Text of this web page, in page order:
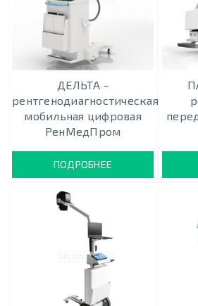
ДЕЛЬТА -
рентгенодиагностическая
мобильная цифровая
РенМедПром
ПОДРОБНЕЕ